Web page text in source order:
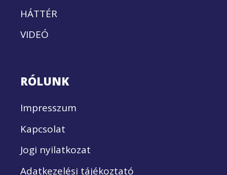
HÁTTÉR
VIDEÓ
RÓLUNK
Impresszum
Kapcsolat
Jogi nyilatkozat
Adatkezelési tájékoztató